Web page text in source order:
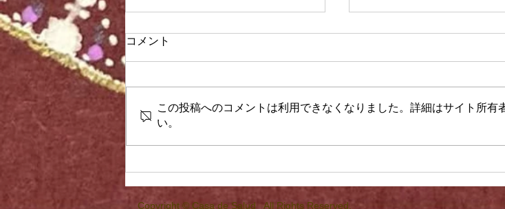
必ず効果がある
コメント
この投稿へのコメントは利用できなくなりました。詳細はサイト所有
い。
Copyright © Casa de Salud All Rights Reserved.